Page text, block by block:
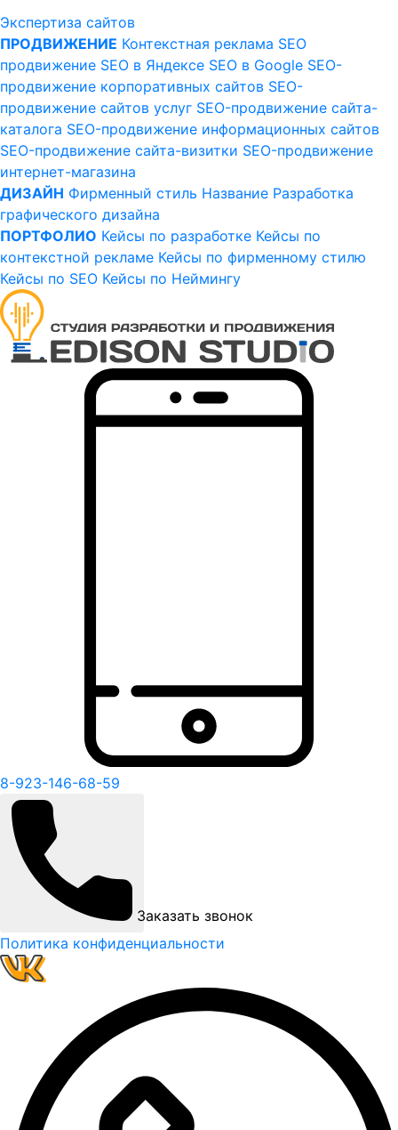
Экспертиза сайтов
ПРОДВИЖЕНИЕ Контекстная реклама SEO
продвижение SEO в Яндексе SEO в Google SEO-
продвижение корпоративных сайтов SEO-
продвижение сайтов услуг SEO-продвижение сайта-
каталога SEO-продвижение информационных сайтов
SEO-продвижение сайта-визитки SEO-продвижение
интернет-магазина
ДИЗАЙН Фирменный стиль Название Разработка
графического дизайна
ПОРТФОЛИО Кейсы по разработке Кейсы по
контекстной рекламе Кейсы по фирменному стилю
Кейсы по SEO Кейсы по Неймингу
8-923-146-68-59
Заказать звонок
Политика конфиденциальности